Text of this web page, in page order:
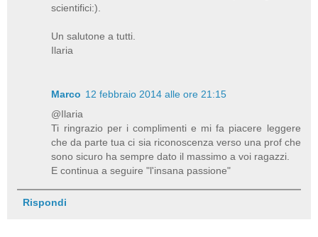
scientifici:).
Un salutone a tutti.
Ilaria
Marco 12 febbraio 2014 alle ore 21:15
@Ilaria
Ti ringrazio per i complimenti e mi fa piacere leggere
che da parte tua ci sia riconoscenza verso una prof che
sono sicuro ha sempre dato il massimo a voi ragazzi.
E continua a seguire "l'insana passione"
Rispondi